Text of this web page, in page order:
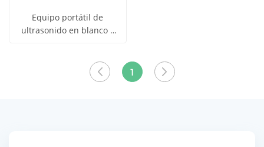
precio
Equipo portátil de
ultrasonido en blanco y
1